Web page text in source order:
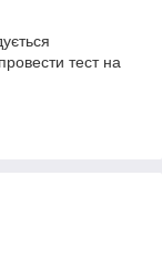
тест на